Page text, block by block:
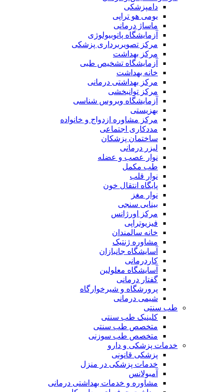
دامپزشکی
یومی هو تراپی
ماساژ درمانی
آزمایشگاه پاتوبیولوژی
مرکز تصویربرداری پزشکی
مرکز بهداشت
آزمایشگاه تشخیص طبی
خانه بهداشت
مرکز بهداشتی درمانی
مرکز توانبخشی
آزمایشگاه ویروس شناسی
مرکز مشاوره ازدواج و خانواده
مددکاری اجتماعی
ساختمان پزشکان
لیزر درمانی
نوار عصب و عضله
طب مکمل
نوار قلب
پایگاه انتقال خون
بینایی سنجی
مرکز اورژانس
فیزیوتراپی
خانه سالمندان
مشاوره ژنتیک
آسایشگاه جانبازان
کاردرمانی
آسایشگاه معلولین
گفتار درمانی
پرورشگاه و شیرخوارگاه
شیمی درمانی
طب سنتی
کلینیک طب سنتی
متخصص طب سنتی
متخصص طب سوزنی
خدمات پزشکی و دارو
پزشکی قانونی
خدمات پزشکی در منزل
آمبولانس
مشاوره و خدمات بهداشتی درمانی